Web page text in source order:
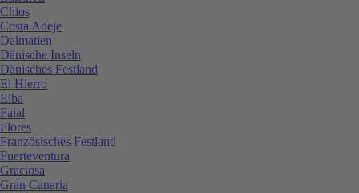
Chios
Costa Adeje
Dalmatien
Dänische Inseln
Dänisches Festland
El Hierro
Elba
Faial
Flores
Französisches Festland
Fuerteventura
Graciosa
Gran Canaria